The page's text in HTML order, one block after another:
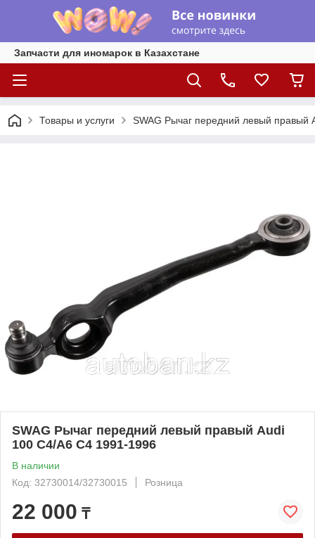
Запчасти для иномарок в Казахстане
Товары и услуги SWAG Рычаг передний левый правый
SWAG Рычаг передний левый правый Audi
100 C4/A6 C4 1991-1996
В наличии
Код: 32730014/32730015
Розница
22 000 ₸